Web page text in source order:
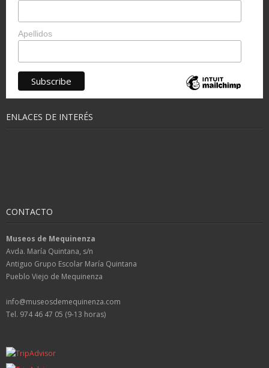
Apellidos
ENLACES DE INTERÉS
CONTACTO
Museos de Mequinenza
Avda. María Quintana, s/n
Antiguo Grupo Escolar María Quintana
Pueblo Viejo de Mequinenza
info@museosdemequinenza.com
Tel. 974 46 47 05 (9-13 horas)